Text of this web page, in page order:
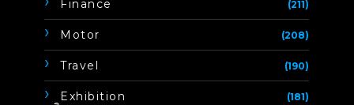
Finance (211)
Motor (208)
Travel (190)
Exhibition (181)